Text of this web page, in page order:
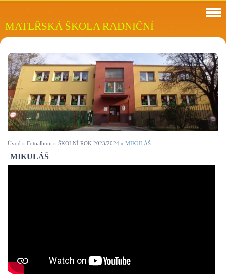
MATEŘSKÁ ŠKOLA RADNIČNÍ
Úvod » Fotoalbum » ŠKOLNÍ ROK 2023/2024 » MIKULÁŠ
MIKULÁŠ